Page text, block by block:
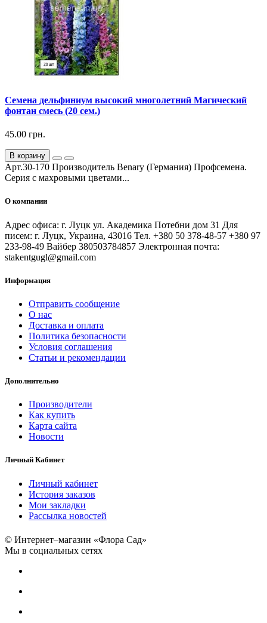
Семена дельфиниум высокий многолетний Магический
фонтан смесь (20 сем.)
45.00 грн.
В корзину
Арт.30-170 Производитель Benary (Германия) Профсемена.
Серия с махровыми цветами...
О компании
Адрес офиса: г. Луцк ул. Академика Потебни дом 31 Для
писем: г. Луцк, Украина, 43016 Тел. +380 50 378-48-57 +380 97
233-98-49 Вайбер 380503784857 Электронная почта:
stakentgugl@gmail.com
Информация
Отправить сообщение
О нас
Доставка и оплата
Политика безопасности
Условия соглашения
Статьи и рекомендации
Дополнительно
Производители
Как купить
Карта сайта
Новости
Личный Кабинет
Личный кабинет
История заказов
Мои закладки
Рассылка новостей
© Интернет–магазин «Флора Сад»
Мы в социальных сетях